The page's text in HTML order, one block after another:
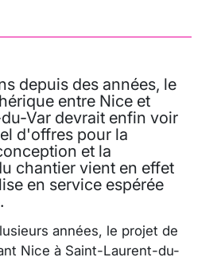
depuis des années, le
entre Nice et
Var devrait enfin voir
d'offres pour la
et la
chantier vient en effet
en service espérée
années, le projet de
Nice à Saint-Laurent-du-